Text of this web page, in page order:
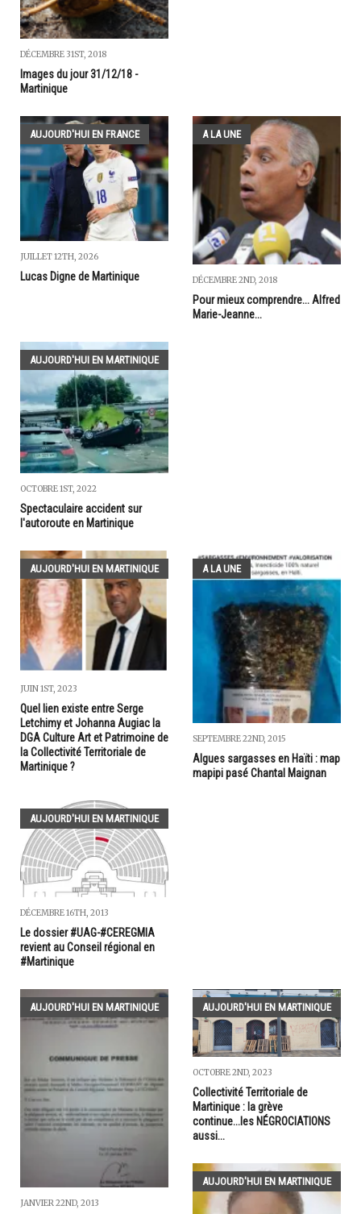
DÉCEMBRE 31ST, 2018
Images du jour 31/12/18 -
Martinique
AUJOURD'HUI EN FRANCE
JUILLET 12TH, 2026
Lucas Digne de Martinique
A LA UNE
DÉCEMBRE 2ND, 2018
Pour mieux comprendre... Alfred
Marie-Jeanne...
AUJOURD'HUI EN MARTINIQUE
OCTOBRE 1ST, 2022
Spectaculaire accident sur
l'autoroute en Martinique
AUJOURD'HUI EN MARTINIQUE
JUIN 1ST, 2023
Quel lien existe entre Serge
Letchimy et Johanna Augiac la
DGA Culture Art et Patrimoine de
la Collectivité Territoriale de
Martinique ?
A LA UNE
SEPTEMBRE 22ND, 2015
Algues sargasses en Haïti : map
mapipi pasé Chantal Maignan
AUJOURD'HUI EN MARTINIQUE
DÉCEMBRE 16TH, 2013
Le dossier #UAG-#CEREGMIA
revient au Conseil régional en
#Martinique
AUJOURD'HUI EN MARTINIQUE
JANVIER 22ND, 2013
AUJOURD'HUI EN MARTINIQUE
OCTOBRE 2ND, 2023
Collectivité Territoriale de
Martinique : la grève
continue...les NÉGROCIATIONS
aussi...
AUJOURD'HUI EN MARTINIQUE